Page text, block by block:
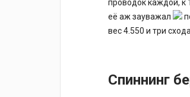
проводок каждой, к
её аж зауважал
вес 4.550 и три
Спиннинг